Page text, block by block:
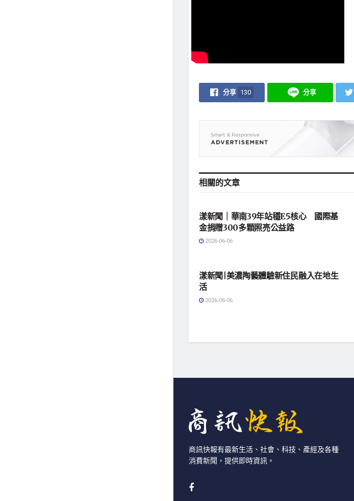
分享 130 分享
相關的文章
漾新聞｜華南39年站穩E5核心 國際基
金捐贈300多顆照亮公益路
2026-06-06
漾新聞|美濃陶藝體驗新住民融入在地生
活
2026-06-06
商訊快報有最新生活、社會、科技、產經及各種
消費新聞，提供即時資訊。